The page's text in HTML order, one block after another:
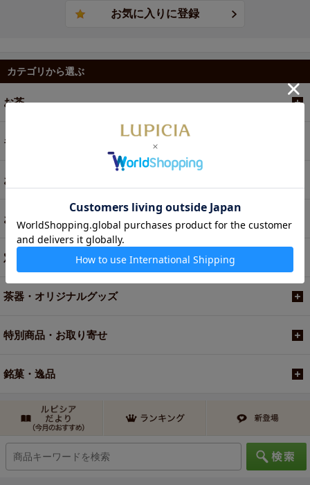
カテゴリから選ぶ
お茶
ギフト
お菓子・食品・飲料
お買い得商品
定期便
茶器・オリジナルグッズ
特別商品・お取り寄せ
銘菓・逸品